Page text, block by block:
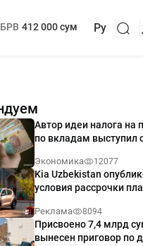
БРВ 412 000 сум Ру
Автор идеи налога на
по вкладам выступил
Экономика 12077
Kia Uzbekistan
условия рассрочки
годовых
Реклама 8094
Присвоено 7,4 млрд
вынесен приговор по